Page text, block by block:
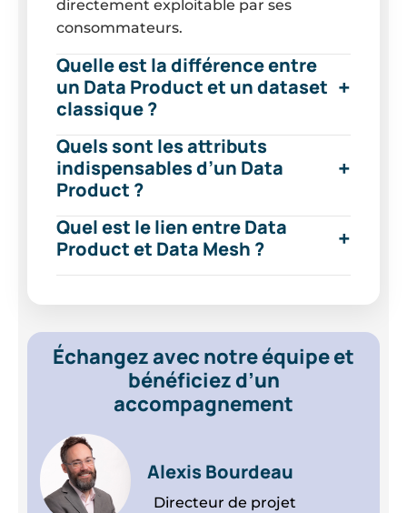
directement exploitable par ses
consommateurs.
Quelle est la différence entre
un Data Product et un dataset
classique ?
Quels sont les attributs
indispensables d’un Data
Product ?
Quel est le lien entre Data
Product et Data Mesh ?
Échangez avec notre équipe et
bénéficiez d’un
accompagnement
Alexis Bourdeau
Directeur de projet